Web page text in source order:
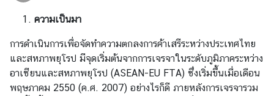
บ
ร
า
ความเป็นมา
การดำเนินการเพื่อจัดทำความตกลงการค้าเสรีระหว่างประเทศไทย
และสหภาพยุโรป มีจุดเริ่มต้นจากการเจรจาในระดับภูมิภาคระหว่าง
อาเซียนและสหภาพยุโรป (ASEAN-EU FTA) ซึ่งเริ่มขึ้นเมื่อเดือน
พฤษภาคม 2550 (ค.ศ. 2007) อย่างไรก็ดี ภายหลังการเจรจารวม